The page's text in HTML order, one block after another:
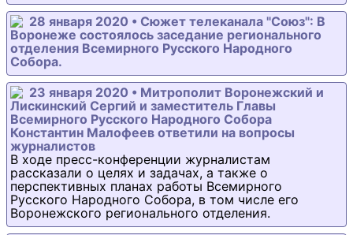
28 января 2020 • Сюжет телеканала "Союз": В
Воронеже состоялось заседание регионального
отделения Всемирного Русского Народного
Собора.
23 января 2020 • Митрополит Воронежский и
Лискинский Сергий и заместитель Главы
Всемирного Русского Народного Собора
Константин Малофеев ответили на вопросы
журналистов
В ходе пресс-конференции журналистам
рассказали о целях и задачах, а также о
перспективных планах работы Всемирного
Русского Народного Собора, в том числе его
Воронежского регионального отделения.